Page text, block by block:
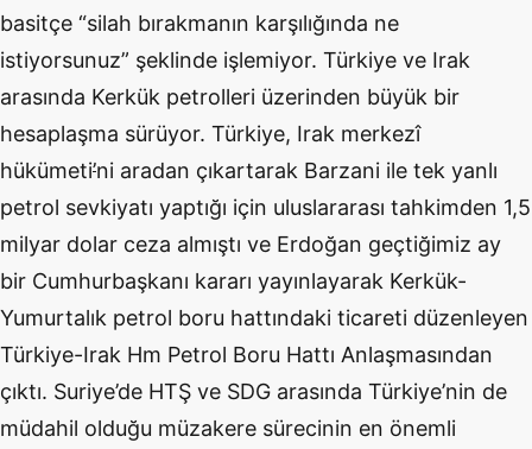
basitçe “silah bırakmanın karşılığında ne
istiyorsunuz” şeklinde işlemiyor. Türkiye ve Irak
arasında Kerkük petrolleri üzerinden büyük bir
hesaplaşma sürüyor. Türkiye, Irak merkezî
hükümeti’ni aradan çıkartarak Barzani ile tek yanlı
petrol sevkiyatı yaptığı için uluslararası tahkimden 1,5
milyar dolar ceza almıştı ve Erdoğan geçtiğimiz ay
bir Cumhurbaşkanı kararı yayınlayarak Kerkük-
Yumurtalık petrol boru hattındaki ticareti düzenleyen
Türkiye-Irak Hm Petrol Boru Hattı Anlaşmasından
çıktı. Suriye’de HTŞ ve SDG arasında Türkiye’nin de
müdahil olduğu müzakere sürecinin en önemli